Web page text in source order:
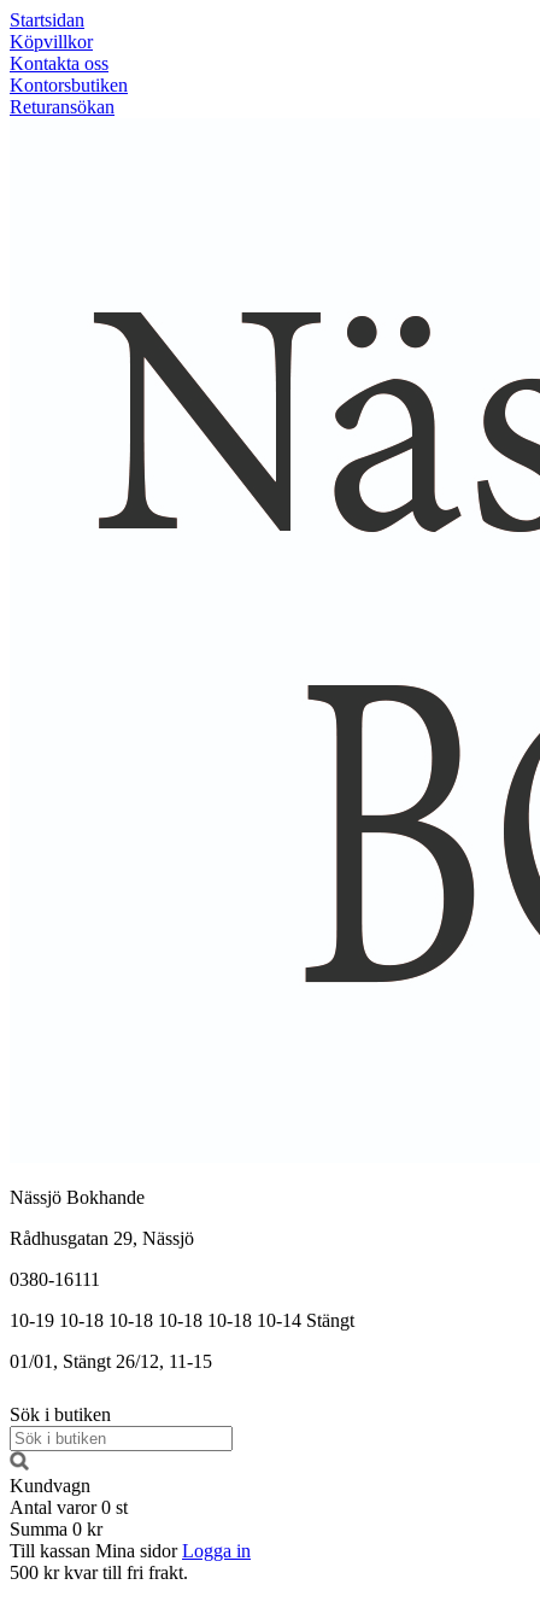
Startsidan
Köpvillkor
Kontakta oss
Kontorsbutiken
Returansökan
Nässjö Bokhande
Rådhusgatan 29, Nässjö
0380-16111
10-19 10-18 10-18 10-18 10-18 10-14 Stängt
01/01, Stängt 26/12, 11-15
Sök i butiken
Kundvagn
Antal varor 0 st
Summa 0 kr
Till kassan Mina sidor Logga in
500 kr kvar till fri frakt.